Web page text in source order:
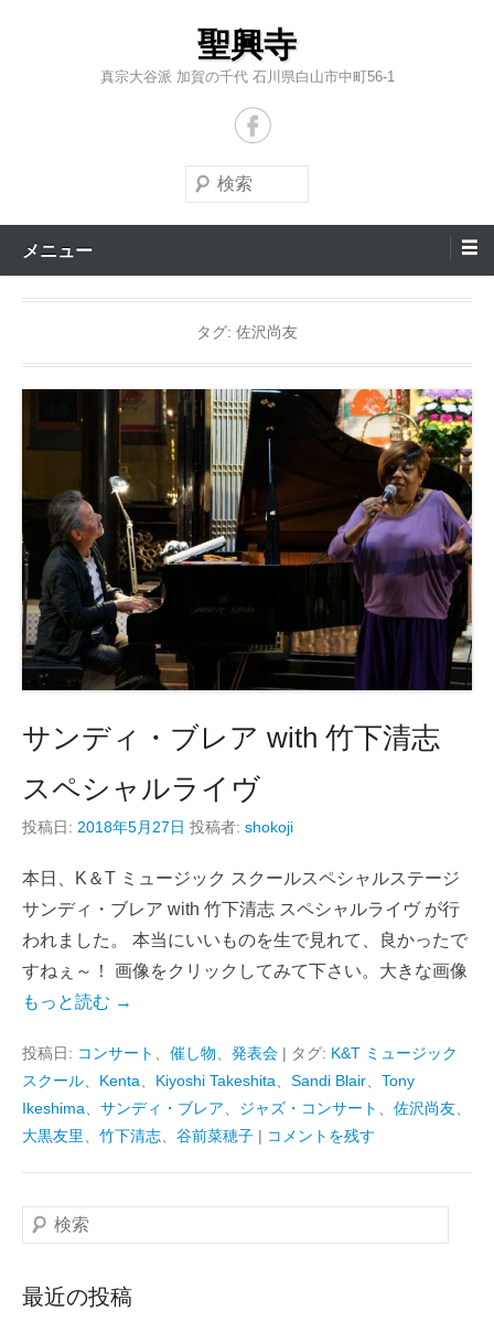
キ
聖興寺
真宗大谷派 加賀の千代 石川県白山市中町56-1
検
索
メニュー
タグ: 佐沢尚友
サンディ・ブレア with 竹下清志
スペシャルライヴ
投稿日: 2018年5月27日 投稿者: shokoji
本日、K＆T ミュージック スクールスペシャルステージ
サンディ・ブレア with 竹下清志 スペシャルライヴ が行
われました。 本当にいいものを生で見れて、良かったで
すねぇ～！ 画像をクリックしてみて下さい。大きな画像
もっと読む →
投稿日: コンサート 催し物 発表会 | タグ: K&T ミュージック
スクール
Kenta Kiyoshi Takeshita Sandi Blair
Tony
Ikeshima
サンディ・ブレア ジャズ・コンサート 佐沢尚友
大黒友里
竹下清志 谷前菜穂子 | コメントを残す
検
最近の投稿